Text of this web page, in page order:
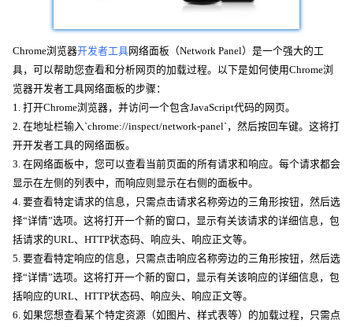
Chrome浏览器开发者工具网络面板（Network Panel）是一个强大的工
具，可以帮助您查看和分析网页的加载过程。以下是如何使用Chrome浏
览器开发者工具网络面板的步骤：
1. 打开Chrome浏览器，并访问一个包含JavaScript代码的网页。
2. 在地址栏输入`chrome://inspect/network-panel`，然后按回车键。这将打
开开发者工具的网络面板。
3. 在网络面板中，您可以查看当前页面的所有请求和响应。每个请求都会
显示在左侧的列表中，而响应则显示在右侧的面板中。
4. 要查看特定请求的信息，只需点击请求名称旁边的三角形按钮，然后选
择“详情”选项。这将打开一个新的窗口，显示有关该请求的详细信息，包
括请求的URL、HTTP状态码、响应头、响应正文等。
5. 要查看特定响应的信息，只需点击响应名称旁边的三角形按钮，然后选
择“详情”选项。这将打开一个新的窗口，显示有关该响应的详细信息，包
括响应的URL、HTTP状态码、响应头、响应正文等。
6. 如果您想查看某个特定资源（如图片、样式表等）的加载过程，只需点